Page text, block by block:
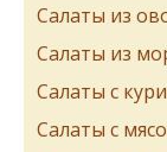
Салаты из
Салаты из
Салаты с
Салаты с